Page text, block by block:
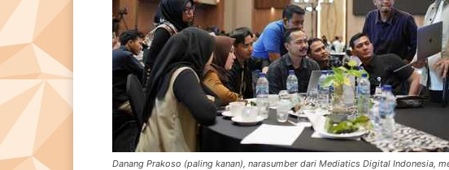
Danang Prakoso (paling kanan), narasumber dari Mediatics Digital Indonesia,